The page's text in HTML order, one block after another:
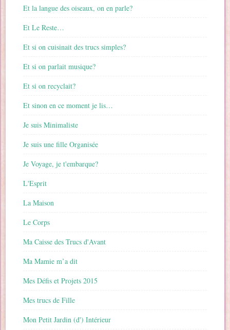
Et la langue des oiseaux, on en parle?
Et Le Reste…
Et si on cuisinait des trucs simples?
Et si on parlait musique?
Et si on recyclait?
Et sinon en ce moment je lis…
Je suis Minimaliste
Je suis une fille Organisée
Je Voyage, je t'embarque?
L'Esprit
La Maison
Le Corps
Ma Caisse des Trucs d'Avant
Ma Mamie m’a dit
Mes Défis et Projets 2015
Mes trucs de Fille
Mon Petit Jardin (d') Intérieur